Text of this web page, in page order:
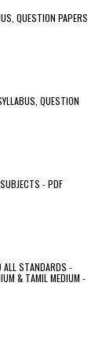
QUESTION PAPERS
QUESTION
- PDF
STANDARDS -
& TAMIL MEDIUM -